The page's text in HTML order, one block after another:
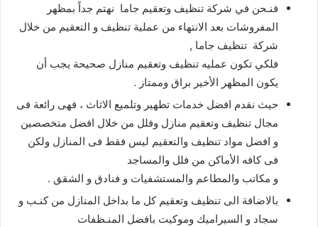
فنـحن في شركة تنظيف وتعقيم جاما نهتم جداً بمظهر
المفروشات بعد الانتهاء من عملية تنظيف و التعقيم من خلال
شركة تنظيف جاما ,
فلكي تكون عمليه تنظيف وتعقيم منازل صحيحة يجب أن
يكون المظهر الأخير براق وممتاز .
حيث نقدم افضل خدمات تطهير وتلميع الاثاث ، فهى رائعة فى
مجال تنظيف وتعقيم منازل وفلل من خلال افضل متخصصين
و افضل مواد تنظيف والتعقيم ليس فقط فى المنازل ولكن
فى كافه الأماكن من فلل والمساجد
و مكاتب والمطاعم والمستشفيات و فنادق و الشقق .
بالاضافة الى تنظيف وتعقيم كل ما بداخل المنازل من كنـب و
سجاد و السيراميك وموكيت بافضل المنـظفات